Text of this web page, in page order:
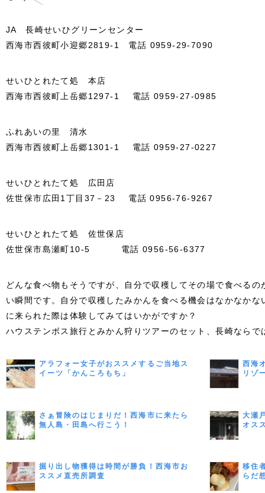
JA 長崎せいひグリーンセンター
西海市西彼町小迎郷2819-1 電話 0959-29-7090
せいひとれたて処 本店
西海市西彼町上岳郷1297-1 電話 0959-27-0985
ふれあいの里 清水
西海市西彼町上岳郷1301-1 電話 0959-27-0227
せいひとれたて処 広田店
佐世保市広田1丁目37－23 電話 0956-76-9267
せいひとれたて処 佐世保店
佐世保市島瀬町10-5 電話 0956-56-6377
どんな食べ物もそうですが、自分で収穫してその場で食べる
い瞬間です。自分で収穫したみかんを食べる機会はなかなか
に来られた際は体験してみてはいかがですか？
ハウステンボス旅行とみかん狩りツアーのセット、長崎ならで
アラフォー女子がおススメするご当地ス
イーツ「かんころもち」
西海
リゾ
さぁ冒険のはじまりだ！西海市に来たら
無人島・田島へ行こう！
大瀬
オス
掘り出し物獲得は時間が勝負！西海市お
ススメ直売所調査
移住
らだ